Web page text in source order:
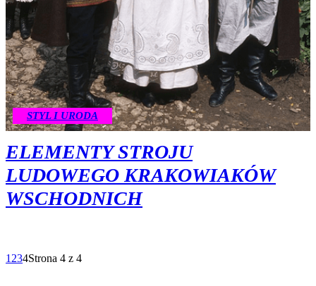
STYL I URODA
ELEMENTY STROJU
LUDOWEGO KRAKOWIAKÓW
WSCHODNICH
1 234Strona 4 z 4